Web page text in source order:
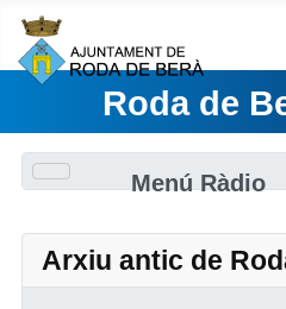
Roda de
Menú Ràdio
Arxiu antic de